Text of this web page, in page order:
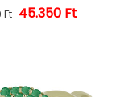
Normál ár
Ft 45.350 Ft